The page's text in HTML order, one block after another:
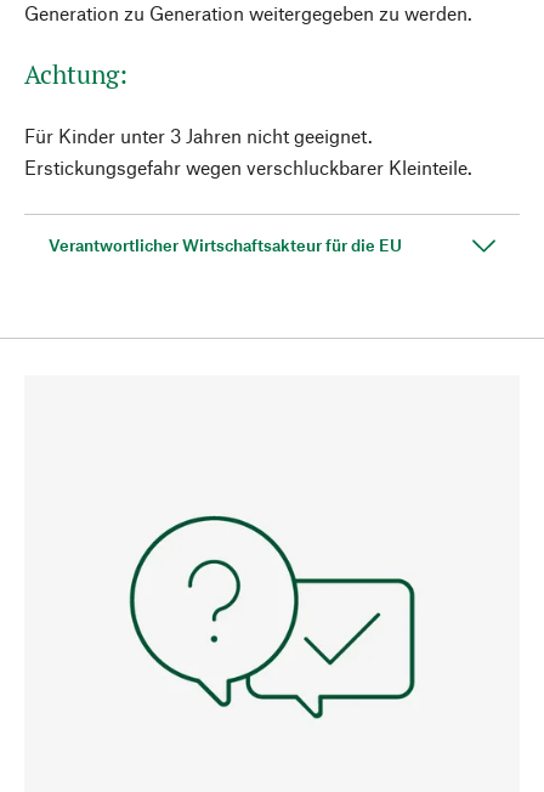
Generation zu Generation weitergegeben zu werden.
Achtung:
Für Kinder unter 3 Jahren nicht geeignet.
Erstickungsgefahr wegen verschluckbarer Kleinteile.
Verantwortlicher Wirtschaftsakteur für die EU